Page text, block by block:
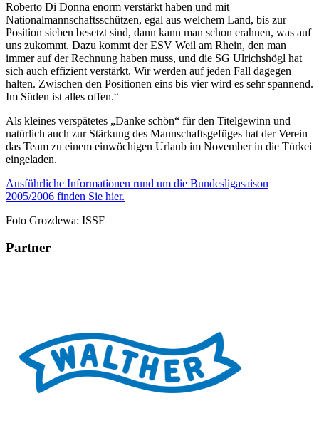
Roberto Di Donna enorm verstärkt haben und mit
Nationalmannschaftsschützen, egal aus welchem Land, bis zur
Position sieben besetzt sind, dann kann man schon erahnen, was auf
uns zukommt. Dazu kommt der ESV Weil am Rhein, den man
immer auf der Rechnung haben muss, und die SG Ulrichshögl hat
sich auch effizient verstärkt. Wir werden auf jeden Fall dagegen
halten. Zwischen den Positionen eins bis vier wird es sehr spannend.
Im Süden ist alles offen.“
Als kleines verspätetes „Danke schön“ für den Titelgewinn und
natürlich auch zur Stärkung des Mannschaftsgefüges hat der Verein
das Team zu einem einwöchigen Urlaub im November in die Türkei
eingeladen.
Ausführliche Informationen rund um die Bundesligasaison
2005/2006 finden Sie hier.
Foto Grozdewa: ISSF
Partner